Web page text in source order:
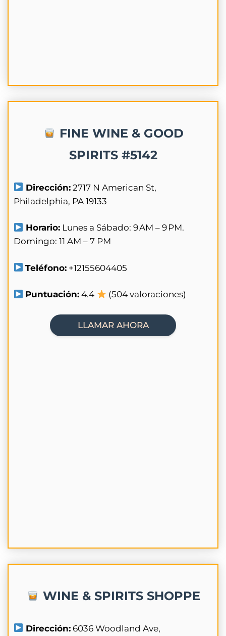
FINE WINE & GOOD
SPIRITS #5142
Dirección: 2717 N American St,
Philadelphia, PA 19133
Horario: Lunes a Sábado: 9 AM – 9 PM.
Domingo: 11 AM – 7 PM
Teléfono: +12155604405
Puntuación: 4.4 (504 valoraciones)
LLAMAR AHORA
WINE & SPIRITS SHOPPE
Dirección: 6036 Woodland Ave,